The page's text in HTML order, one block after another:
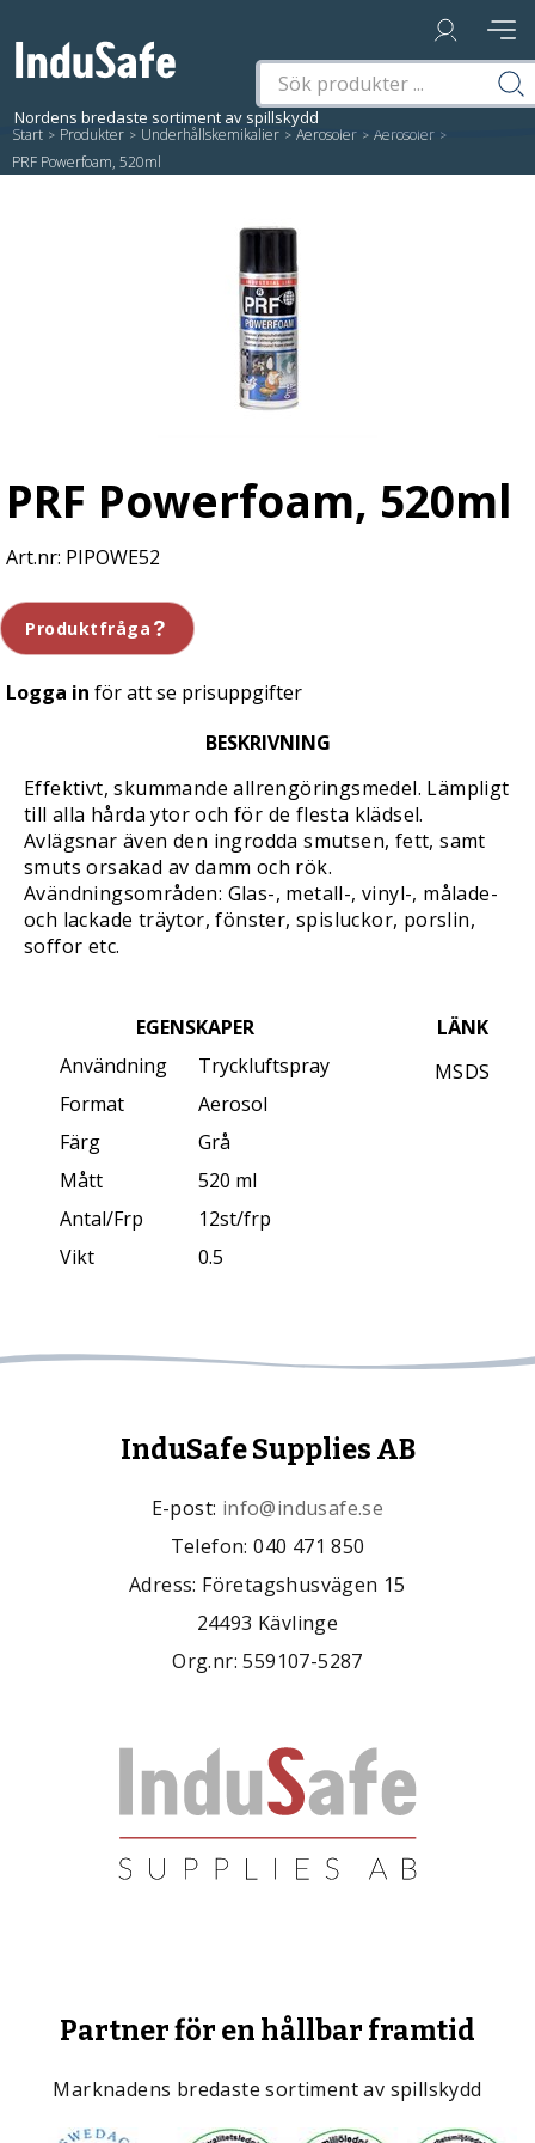
Start / Produkter / Underhållskemikalier / Aerosoler / Aerosoler /
PRF Powerfoam, 520ml
PRF Powerfoam, 520ml
PIPOWE52
Produktfråga
Logga in för att se prisuppgifter
BESKRIVNING
Effektivt, skummande allrengöringsmedel. Lämpligt
till alla hårda ytor och för de flesta klädsel.
Avlägsnar även den ingrodda smutsen, fett, samt
smuts orsakad av damm och rök.
Avändningsområden: Glas-, metall-, vinyl-, målade-
och lackade träytor, fönster, spisluckor, porslin,
soffor etc.
EGENSKAPER
Användning
Tryckluftspray
Format
Aerosol
Färg
Grå
Mått
520 ml
Antal/Frp
12st/frp
Vikt
0.5
LÄNK
MSDS
InduSafe Supplies AB
E-post: info@indusafe.se
Telefon: 040 471 850
Adress: Företagshusvägen 15
24493 Kävlinge
Org.nr: 559107-5287
Partner för en hållbar framtid
Marknadens bredaste sortiment av spillskydd